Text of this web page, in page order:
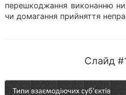
перешкоджання виконанню
чи домагання прийняття
Слайд